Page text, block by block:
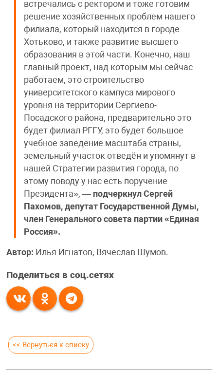
встречались с ректором и тоже готовим
решение хозяйственных проблем нашего
филиала, который находится в городе
Хотьково, и также развитие высшего
образования в этой части. Конечно, наш
главный проект, над которым мы сейчас
работаем, это строительство
университетского кампуса мирового
уровня на территории Сергиево-
Посадского района, предварительно это
будет филиал РГГУ, это будет большое
учебное заведение масштаба страны,
земельный участок отведён и упомянут в
нашей Стратегии развития города, по
этому поводу у нас есть поручение
Президента», — подчеркнул Сергей
Пахомов, депутат Государственной Думы,
член Генерального совета партии «Единая
Россия».
Автор: Илья Игнатов, Вячеслав Шумов.
Поделиться в соц.сетях
<< Вернуться к списку